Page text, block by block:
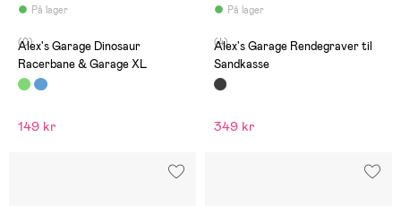
På lager
(0)
Alex's Garage Dinosaur
Racerbane & Garage XL
149 kr
På lager
(4)
Alex's Garage Rendegraver til
Sandkasse
349 kr